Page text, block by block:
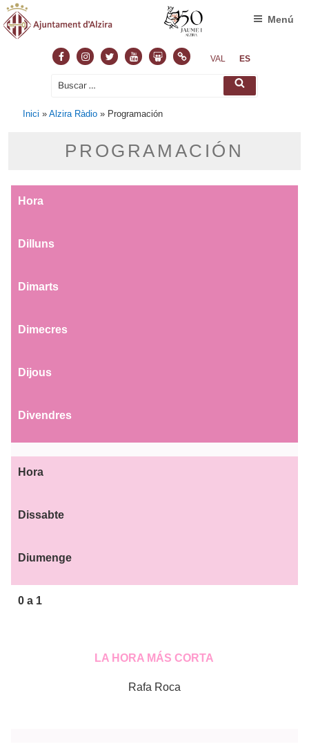
VAL ES
Menú
Inici »Alzira Ràdio » Programación
PROGRAMACIÓN
Hora
Dilluns
Dimarts
Dimecres
Dijous
Divendres
Hora
Dissabte
Diumenge
0 a 1
LA HORA MÁS CORTA
Rafa Roca